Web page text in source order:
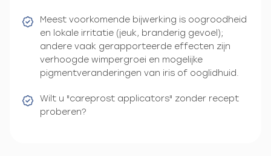
Meest voorkomende bijwerking is oogroodheid
en lokale irritatie (jeuk, branderig gevoel);
andere vaak gerapporteerde effecten zijn
verhoogde wimpergroei en mogelijke
pigmentveranderingen van iris of ooglidhuid.
Wilt u "careprost applicators" zonder recept
proberen?